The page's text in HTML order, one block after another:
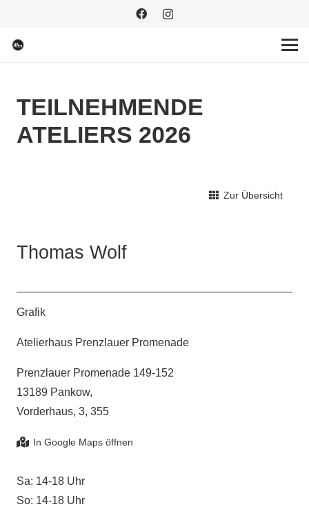
TEILNEHMENDE
ATELIERS 2026
Zur Übersicht
Thomas Wolf
Grafik
Atelierhaus Prenzlauer Promenade
Prenzlauer Promenade 149-152
13189 Pankow,
Vorderhaus, 3, 355
Sa: 14-18 Uhr
So: 14-18 Uhr